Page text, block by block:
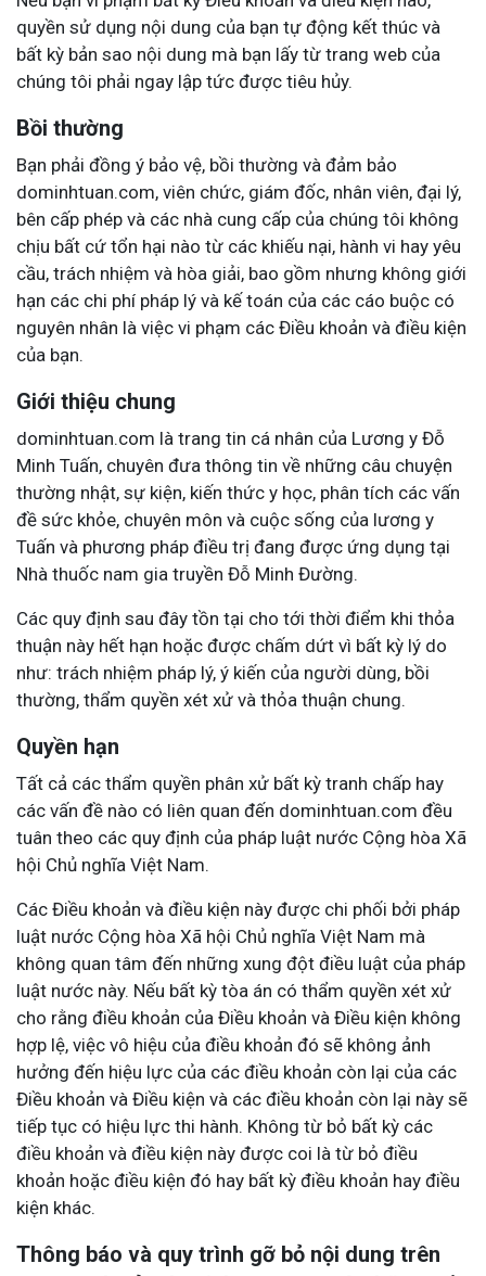
quyền sử dụng nội dung của bạn tự động kết thúc và
bất kỳ bản sao nội dung mà bạn lấy từ trang web của
chúng tôi phải ngay lập tức được tiêu hủy.
Bồi thường
Bạn phải đồng ý bảo vệ, bồi thường và đảm bảo
dominhtuan.com, viên chức, giám đốc, nhân viên, đại lý,
bên cấp phép và các nhà cung cấp của chúng tôi không
chịu bất cứ tổn hại nào từ các khiếu nại, hành vi hay yêu
cầu, trách nhiệm và hòa giải, bao gồm nhưng không giới
hạn các chi phí pháp lý và kế toán của các cáo buộc có
nguyên nhân là việc vi phạm các Điều khoản và điều kiện
của bạn.
Giới thiệu chung
dominhtuan.com là trang tin cá nhân của Lương y Đỗ
Minh Tuấn, chuyên đưa thông tin về những câu chuyện
thường nhật, sự kiện, kiến thức y học, phân tích các vấn
đề sức khỏe, chuyên môn và cuộc sống của lương y
Tuấn và phương pháp điều trị đang được ứng dụng tại
Nhà thuốc nam gia truyền Đỗ Minh Đường.
Các quy định sau đây tồn tại cho tới thời điểm khi thỏa
thuận này hết hạn hoặc được chấm dứt vì bất kỳ lý do
như: trách nhiệm pháp lý, ý kiến của người dùng, bồi
thường, thẩm quyền xét xử và thỏa thuận chung.
Quyền hạn
Tất cả các thẩm quyền phân xử bất kỳ tranh chấp hay
các vấn đề nào có liên quan đến dominhtuan.com đều
tuân theo các quy định của pháp luật nước Cộng hòa Xã
hội Chủ nghĩa Việt Nam.
Các Điều khoản và điều kiện này được chi phối bởi pháp
luật nước Cộng hòa Xã hội Chủ nghĩa Việt Nam mà
không quan tâm đến những xung đột điều luật của pháp
luật nước này. Nếu bất kỳ tòa án có thẩm quyền xét xử
cho rằng điều khoản của Điều khoản và Điều kiện không
hợp lệ, việc vô hiệu của điều khoản đó sẽ không ảnh
hưởng đến hiệu lực của các điều khoản còn lại của các
Điều khoản và Điều kiện và các điều khoản còn lại này sẽ
tiếp tục có hiệu lực thi hành. Không từ bỏ bất kỳ các
điều khoản và điều kiện này được coi là từ bỏ điều
khoản hoặc điều kiện đó hay bất kỳ điều khoản hay điều
kiện khác.
Thông báo và quy trình gỡ bỏ nội dung trên